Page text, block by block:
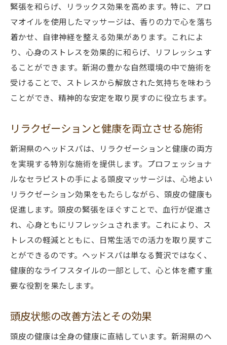
緊張を和らげ、リラックス効果を高めます。特に、アロ
マオイルを使用したマッサージは、香りの力で心を落ち
着かせ、自律神経を整える効果があります。これによ
り、心身のストレスを効果的に和らげ、リフレッシュす
ることができます。新潟の豊かな自然環境の中で施術を
受けることで、ストレスから解放された気持ちを味わう
ことができ、精神的な安定を取り戻すのに役立ちます。
リラクゼーションと健康を両立させる施術
新潟県のヘッドスパは、リラクゼーションと健康の両方
を実現する特別な施術を提供します。プロフェッショナ
ルなセラピストの手による頭皮マッサージは、心地よい
リラクゼーション効果をもたらしながら、頭皮の健康も
促進します。頭皮の緊張をほぐすことで、血行が促進さ
れ、心身ともにリフレッシュされます。これにより、ス
トレスの軽減とともに、日常生活での活力を取り戻すこ
とができるのです。ヘッドスパは単なる贅沢ではなく、
健康的なライフスタイルの一部として、心と体を癒す重
要な役割を果たします。
頭皮状態の改善方法とその効果
頭皮の健康は全身の健康に直結しています。新潟県のヘ